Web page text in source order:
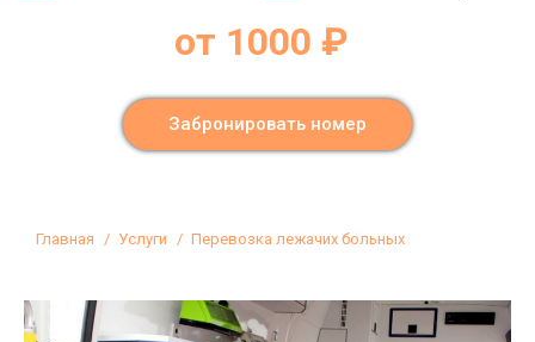
Забронировать номер
от 1000 ₽
Вы здесь:
Главная Услуги Перевозка лежачих больных